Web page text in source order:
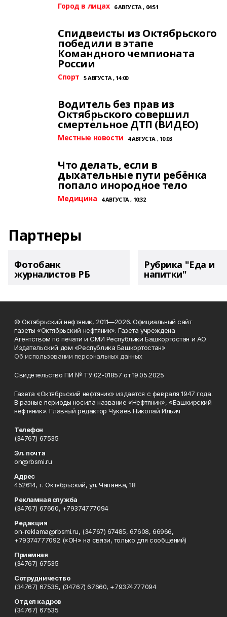
Город в лицах 6 АВГУСТА , 04:51
Спидвеисты из Октябрьского
победили в этапе
Командного чемпионата
России
Спорт 5 АВГУСТА , 14:00
Водитель без прав из
Октябрьского совершил
смертельное ДТП (ВИДЕО)
Местные новости 4 АВГУСТА , 10:03
Что делать, если в
дыхательные пути ребёнка
попало инородное тело
Медицина 4 АВГУСТА , 10:32
Партнеры
Фотобанк
журналистов РБ
Рубрика "Еда и
напитки"
© Октябрьский нефтяник, 2011—2026. Официальный сайт
газеты «Октябрьский нефтяник». Газета учреждена
Агентством по печати и СМИ Республики Башкортостан и АО
Издательский дом «Республика Башкортостан»
Об использовании персональных данных
Свидетельство ПИ № ТУ 02-01857 от 19.05.2025
Газета «Октябрьский нефтяник» издается с февраля 1947 года.
В разные периоды носила название «Нефтяник», «Башкирский
нефтяник». Главный редактор Чукаев Николай Ильич
Телефон
(34767) 67535
Эл. почта
on@rbsmi.ru
Адрес
452614, г. Октябрьский, ул. Чапаева, 18
Рекламная служба
(34767) 67660, +79374777094
Редакция
on-reklama@rbsmi.ru, (34767) 67485, 67608, 66966,
+79374777092 («ОН» на связи, только для сообщений)
Приемная
(34767) 67535
Сотрудничество
(34767) 67535, (34767) 67660, +79374777094
Отдел кадров
(34767) 67535